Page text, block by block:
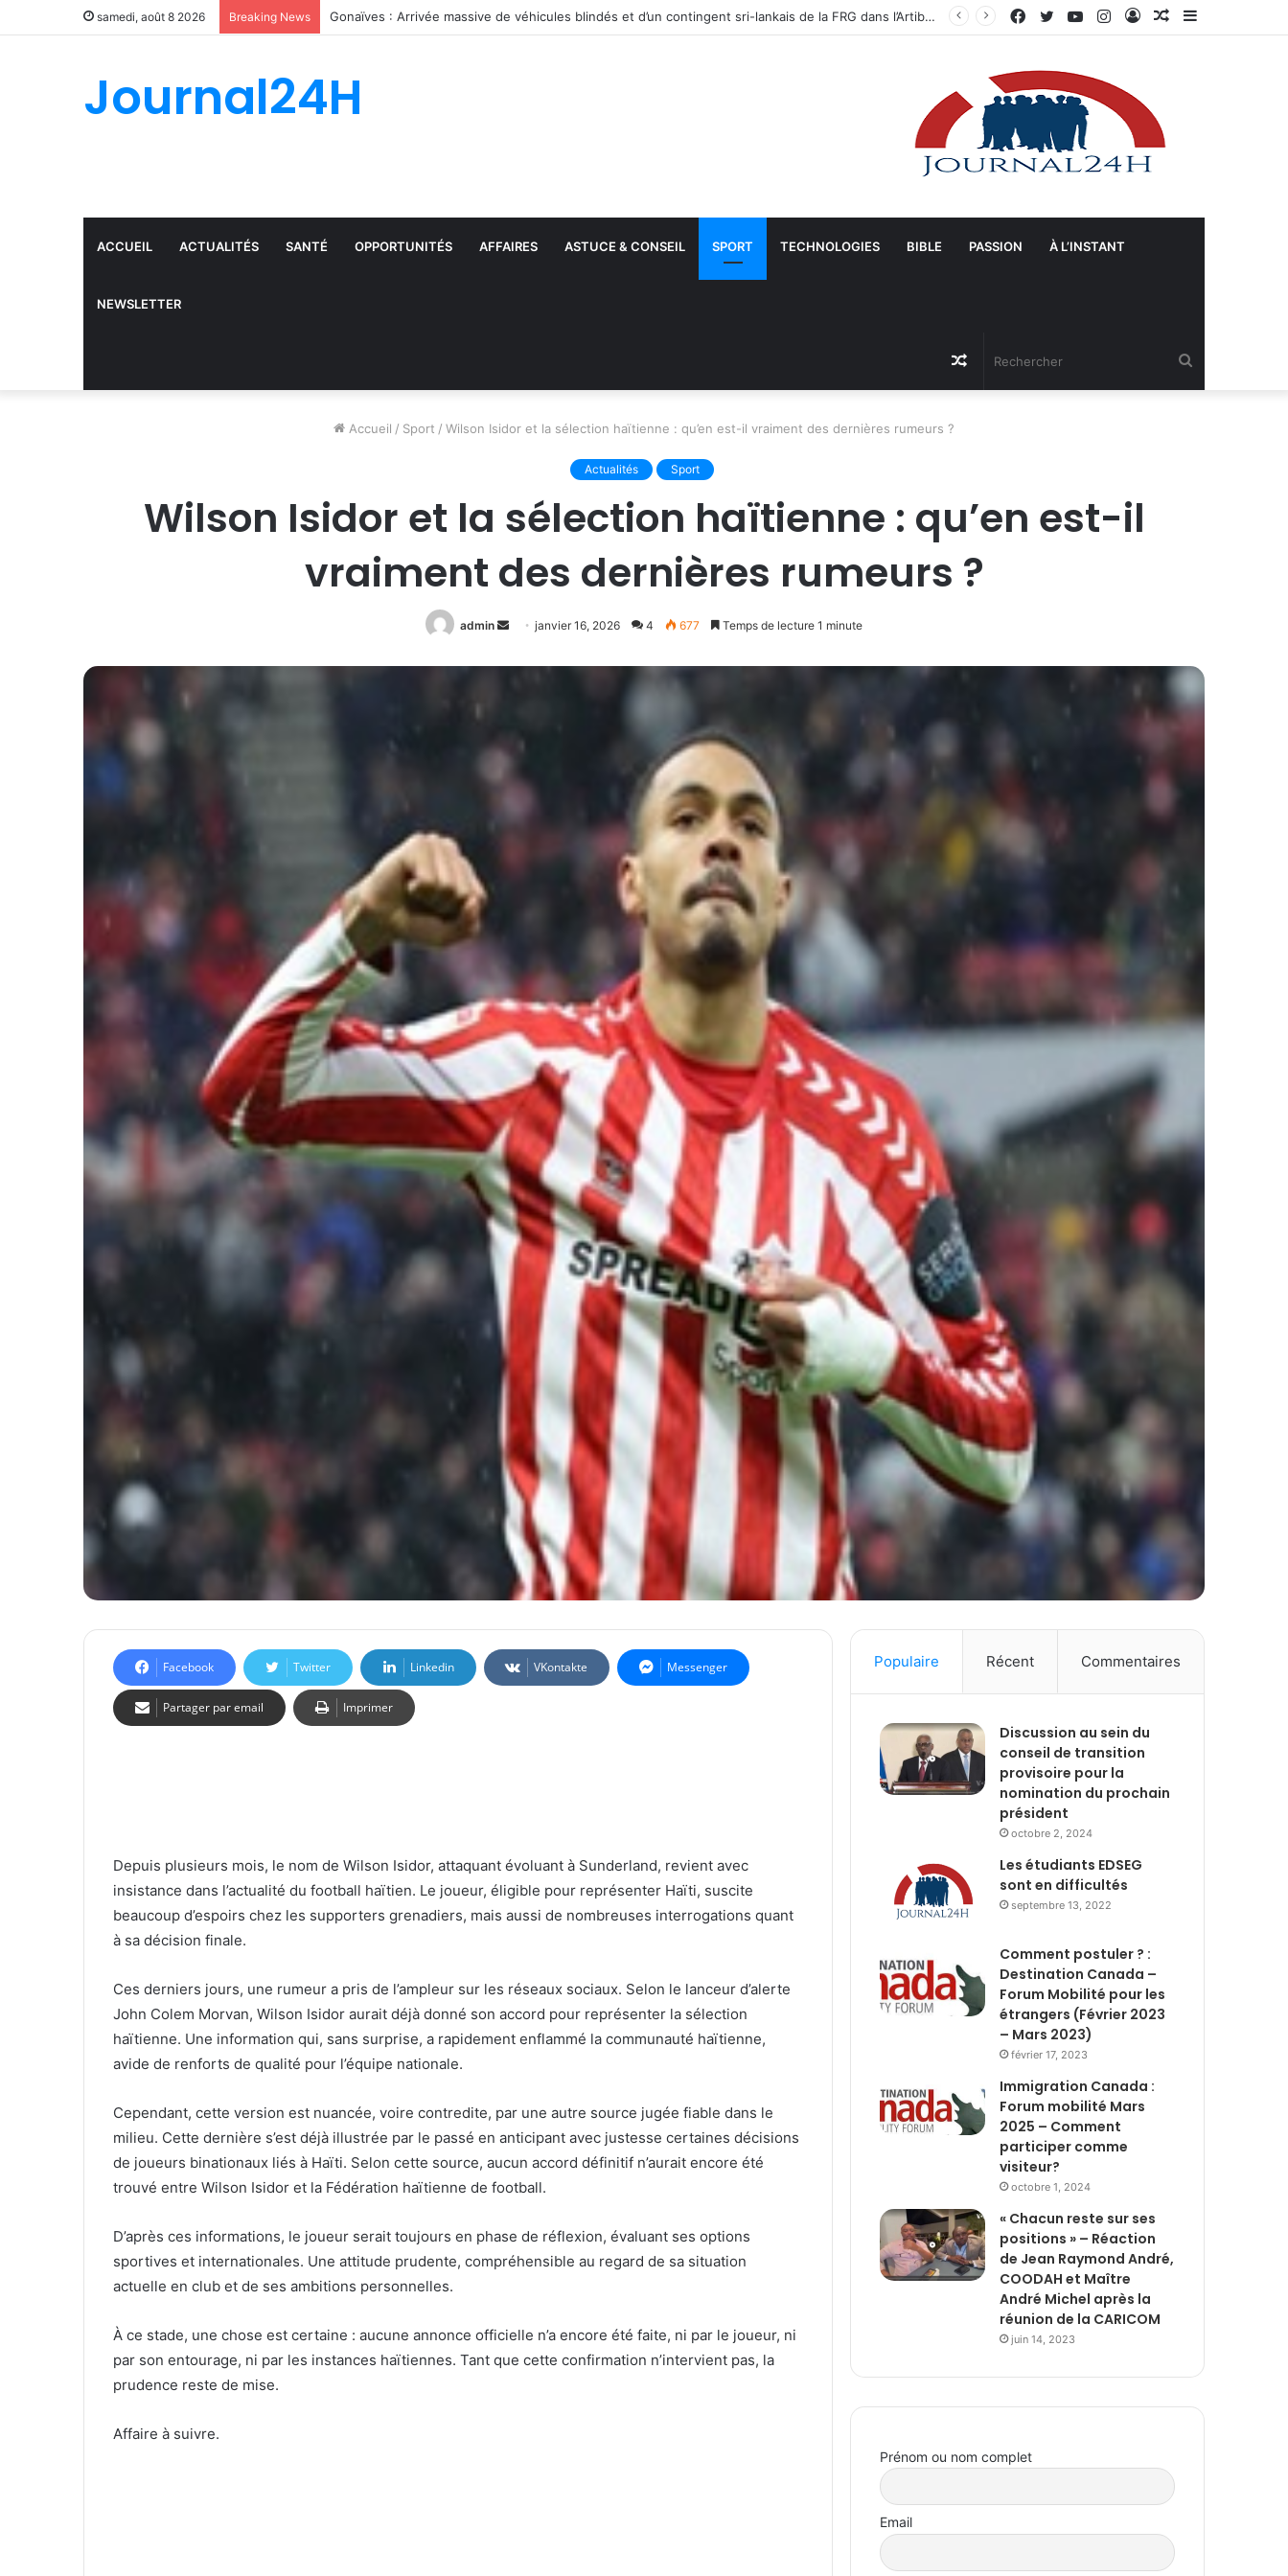
samedi, août 8 2026 Breaking News Record d’arrestations par l’ICE : Plus de 51 000 migrants interpellés en un mois aux États-Unis
Sidebar
Article
Connexion
Instagram
YouTube
Twitter
Facebook
Journal24H
ACCUEIL ACTUALITÉS SANTÉ OPPORTUNITÉS AFFAIRES ASTUCE & CONSEIL SPORT TECHNOLOGIES BIBLE PASSION À L’INSTANT
NEWSLETTER
Article
Accueil / Sport / Wilson Isidor et la sélection haïtienne : qu’en est-il vraiment des dernières rumeurs ?
Actualités Sport
Wilson Isidor et la sélection haïtienne : qu’en est-il
vraiment des dernières rumeurs ?
admin
Envoyer
courriel
janvier 16, 2026 4 677 Temps de lecture 1 minute
Facebook Twitter Linkedin VKontakte Messenger
Partager par email Imprimer
Depuis plusieurs mois, le nom de Wilson Isidor, attaquant évoluant à Sunderland, revient avec
insistance dans l’actualité du football haïtien. Le joueur, éligible pour représenter Haïti, suscite
beaucoup d’espoirs chez les supporters grenadiers, mais aussi de nombreuses interrogations quant
à sa décision finale.
Ces derniers jours, une rumeur a pris de l’ampleur sur les réseaux sociaux. Selon le lanceur d’alerte
John Colem Morvan, Wilson Isidor aurait déjà donné son accord pour représenter la sélection
haïtienne. Une information qui, sans surprise, a rapidement enflammé la communauté haïtienne,
avide de renforts de qualité pour l’équipe nationale.
Cependant, cette version est nuancée, voire contredite, par une autre source jugée fiable dans le
milieu. Cette dernière s’est déjà illustrée par le passé en anticipant avec justesse certaines décisions
de joueurs binationaux liés à Haïti. Selon cette source, aucun accord définitif n’aurait encore été
trouvé entre Wilson Isidor et la Fédération haïtienne de football.
D’après ces informations, le joueur serait toujours en phase de réflexion, évaluant ses options
sportives et internationales. Une attitude prudente, compréhensible au regard de sa situation
actuelle en club et de ses ambitions personnelles.
À ce stade, une chose est certaine : aucune annonce officielle n’a encore été faite, ni par le joueur, ni
par son entourage, ni par les instances haïtiennes. Tant que cette confirmation n’intervient pas, la
prudence reste de mise.
Affaire à suivre.
Populaire Récent Commentaires
Discussion au sein du
conseil de transition
provisoire pour la
nomination du prochain
président
octobre 2, 2024
Les étudiants EDSEG
sont en difficultés
septembre 13, 2022
Comment postuler ? :
Destination Canada –
Forum Mobilité pour les
étrangers (Février 2023
– Mars 2023)
février 17, 2023
Immigration Canada :
Forum mobilité Mars
2025 – Comment
participer comme
visiteur?
octobre 1, 2024
« Chacun reste sur ses
positions » – Réaction
de Jean Raymond André,
COODAH et Maître
André Michel après la
réunion de la CARICOM
juin 14, 2023
Prénom ou nom complet
Email